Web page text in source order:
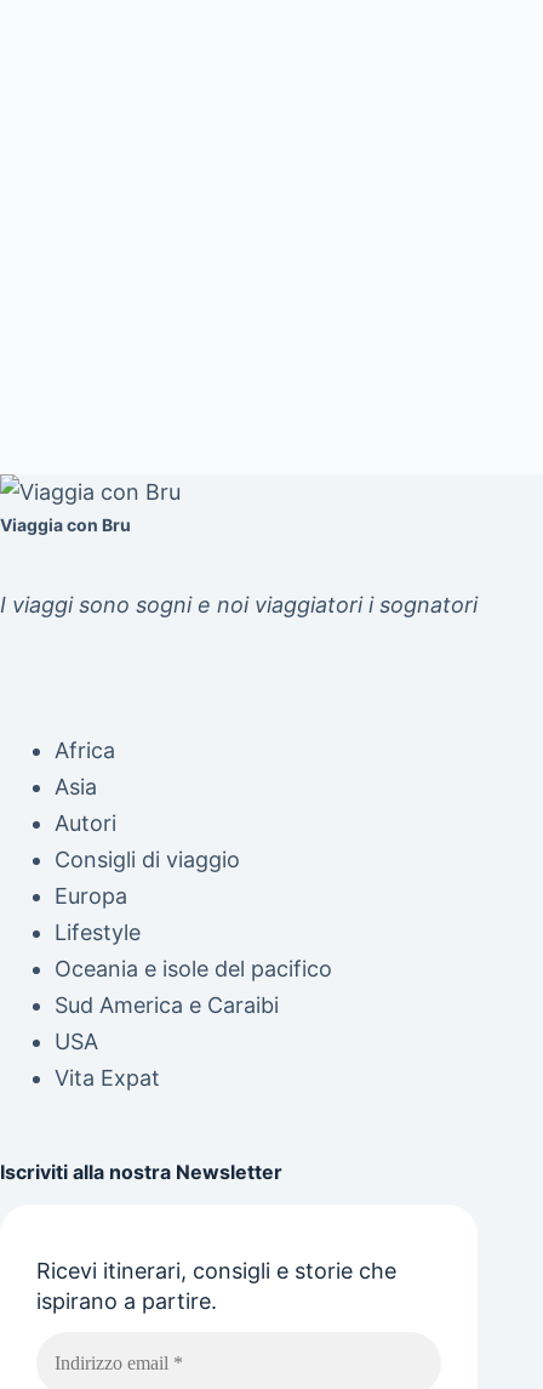
Viaggia con Bru
I viaggi sono sogni e noi viaggiatori i sognatori
Africa
Asia
Autori
Consigli di viaggio
Europa
Lifestyle
Oceania e isole del pacifico
Sud America e Caraibi
USA
Vita Expat
Iscriviti alla nostra Newsletter
Ricevi itinerari, consigli e storie che
ispirano a partire.